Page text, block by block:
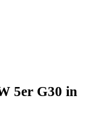
5er G30 in